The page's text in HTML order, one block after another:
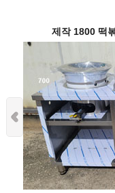
제작 1800 떡